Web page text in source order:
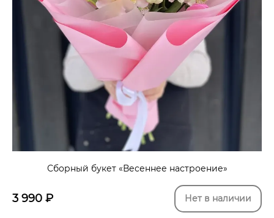
Сборный букет «Весеннее настроение»
3 990 ₽ Нет в наличии